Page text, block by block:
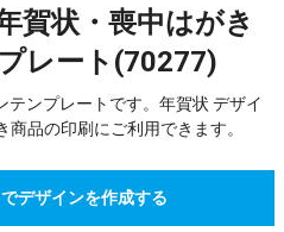
賀状・喪中はがき
レート(70277)
テンプレートです。年賀状 デザイ
品の印刷にご利用できます。
デザインを作成する